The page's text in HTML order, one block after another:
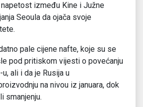
između Kine i Južne
Seoula da ojača svoje
pale cijene nafte, koje su se
pod pritiskom vijesti o povećanju
ali i da je Rusija u
na nivou iz januara, dok
smanjenju.